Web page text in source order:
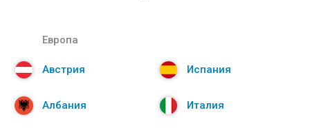
Европа
Австрия
Албания
Испания
Италия